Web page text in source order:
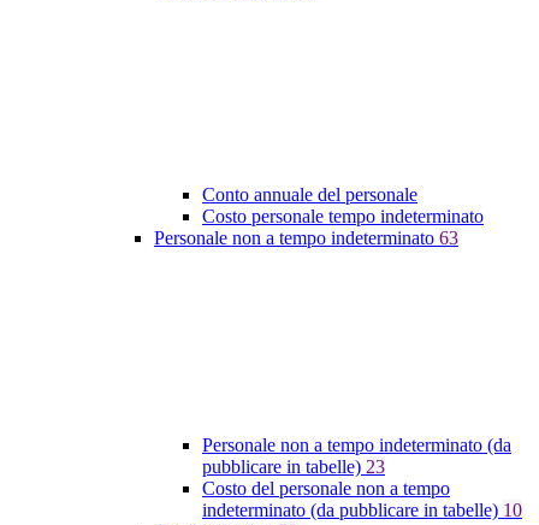
Conto annuale del personale
Costo personale tempo indeterminato
Personale non a tempo indeterminato 63
Personale non a tempo indeterminato (da
pubblicare in tabelle) 23
Costo del personale non a tempo
indeterminato (da pubblicare in tabelle) 10